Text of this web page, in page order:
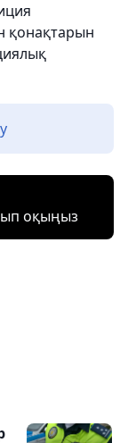
қонақтарын
оқыңыз